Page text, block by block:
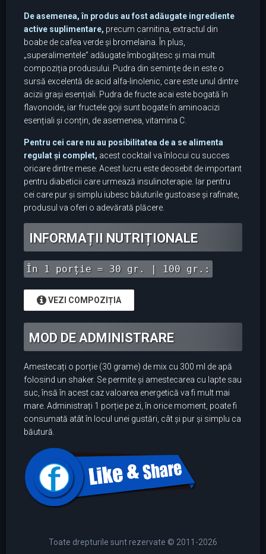
De asemenea, în produs au fost adăugate ingrediente
active suplimentare, precum carnitina, extractul din
boabe de cafea verde și bromelaina. În plus,
„superalimentele” adăugate îmbogățesc și mai mult
compoziția produsului. Pudra din semințe de in este o
sursă excelentă de acid alfa-linolenic, care este unul dintre
acizii grași esențiali. Pudra de fructe acai este bogată în
flavonoide, iar fructele goji sunt bogate în aminoacizi
esențiali și conțin, de asemenea, vitamina C.
Pentru cei care nu au posibilitatea de a se alimenta
regulat și complet, acest cocktail va înlocui cu succes
oricare dintre mese. Acest lucru este deosebit de important
pentru diabeticii care urmează insulinoterapie. Iar pentru
cei care pur și simplu iubesc băuturile gustoase și rafinate,
produsul va oferi o adevărată plăcere.
INFORMAȚII NUTRIȚIONALE
În 1 porție = 30 gr. | 100 gr.:
VEZI COMPOZIȚIA
MOD DE ADMINISTRARE
Amestecați o porție (30 grame) de mix cu 300 ml de apă
folosind un shaker. Se permite și amestecarea cu lapte sau
suc, însă în acest caz valoarea energetică va fi mult mai
mare. Administrați 1 porție pe zi, în orice moment, poate fi
consumată atât în locul unei gustări, cât și pur și simplu ca
băutură.
Toate drepturile sunt rezervate © 2011-2026